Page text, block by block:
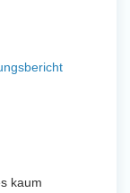
kaum